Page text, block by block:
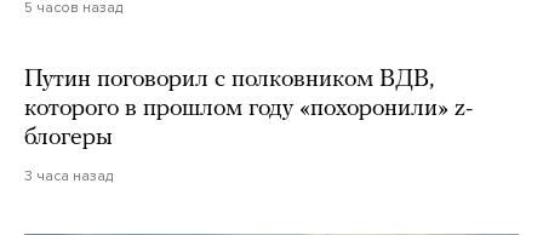
5 часов назад
Путин поговорил с полковником ВДВ,
которого в прошлом году «похоронили» z-
блогеры
3 часа назад